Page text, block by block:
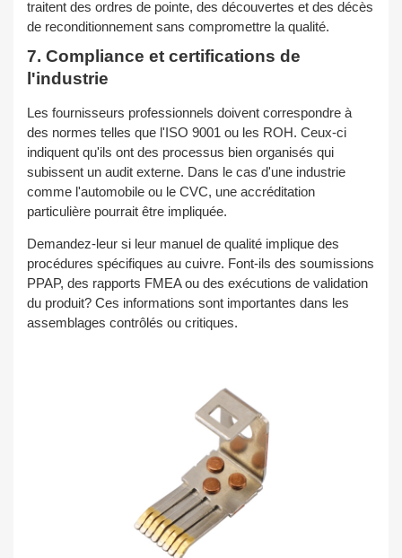
traitent des ordres de pointe, des découvertes et des décès
de reconditionnement sans compromettre la qualité.
7. Compliance et certifications de
l'industrie
Les fournisseurs professionnels doivent correspondre à
des normes telles que l'ISO 9001 ou les ROH. Ceux-ci
indiquent qu'ils ont des processus bien organisés qui
subissent un audit externe. Dans le cas d'une industrie
comme l'automobile ou le CVC, une accréditation
particulière pourrait être impliquée.
Demandez-leur si leur manuel de qualité implique des
procédures spécifiques au cuivre. Font-ils des soumissions
PPAP, des rapports FMEA ou des exécutions de validation
du produit? Ces informations sont importantes dans les
assemblages contrôlés ou critiques.